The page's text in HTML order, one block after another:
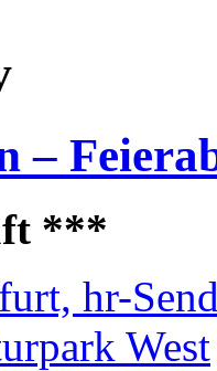
–
***
hr-
West